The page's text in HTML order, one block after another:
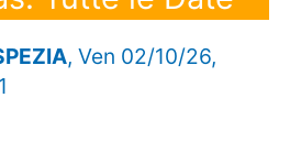
, Ven 02/10/26,